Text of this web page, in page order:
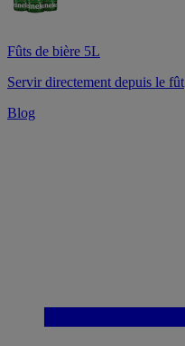
Fûts de bière 5L
Servir directement depuis le fût
Blog